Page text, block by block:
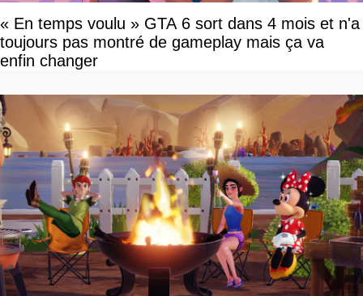
« En temps voulu » GTA 6 sort dans 4 mois et n'a
toujours pas montré de gameplay mais ça va
enfin changer